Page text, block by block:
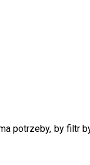
by filtr